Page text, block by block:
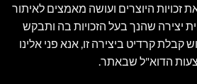
זכויות היוצרים ועושה מאמצים לאיתור
יצירה שהנך בעל הזכויות בה ותבקש
קבלת קרדיט ביצירה זו, אנא פני אלינו
הדוא"ל שבאתר.